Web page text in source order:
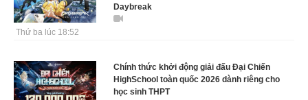
Daybreak
Thứ ba lúc 18:52
Chính thức khởi động giải đấu Đại Chiến
HighSchool toàn quốc 2026 dành riêng cho
học sinh THPT